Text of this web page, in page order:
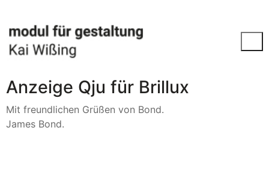
Anzeige Qju für Brillux
Mit freundlichen Grüßen von Bond.
James Bond.